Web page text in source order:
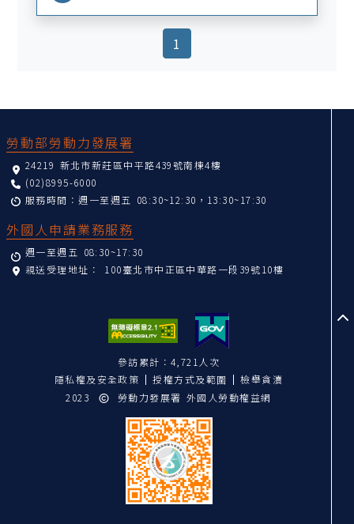
1
勞動部勞動力發展署
24219 新北市新莊區中平路439號南棟4樓
(02)8995-6000
服務時間：週一至週五 08:30~12:30，13:30~17:30
外國人申請業務服務
週一至週五 08:30~17:30
親送受理地址： 100臺北市中正區中華路一段39號10樓
參訪累計：4,721人次
隱私權及安全政策
授權方式及範圍
檢舉貪瀆
2023
勞動力發展署 外國人勞動權益網
至